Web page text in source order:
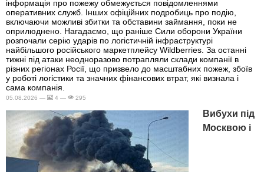
інформація про пожежу обмежується повідомленнями
оперативних служб. Інших офіційних подробиць про подію,
включаючи можливі збитки та обставини займання, поки не
оприлюднено. Нагадаємо, що раніше Сили оборони України
розпочали серію ударів по логістичній інфраструктурі
найбільшого російського маркетплейсу Wildberries. За останні
тижні під атаки неодноразово потрапляли склади компанії в
різних регіонах Росії, що призвело до масштабних пожеж, збоїв
у роботі логістики та значних фінансових втрат, які визнала і
сама компанія.
05.08.2026 — 4 — 295
Вибухи під
Москвою і